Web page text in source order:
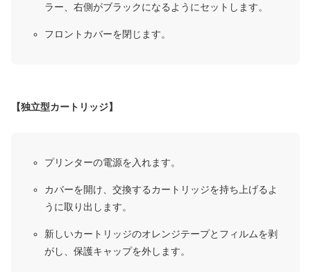
ラー、右側がブラックになるようにセットします。
フロントカバーを閉じます。
【独立型カートリッジ】
プリンターの電源を入れます。
カバーを開け、交換するカートリッジを持ち上げるよ
うに取り出します。
新しいカートリッジのオレンジテープとフィルムを剥
がし、保護キャップを外します。